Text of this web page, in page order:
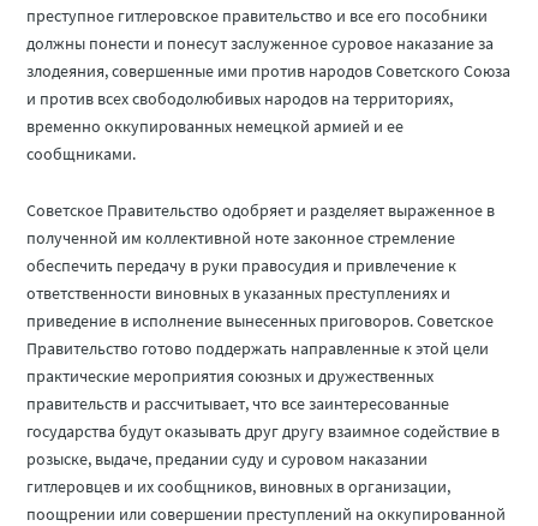
преступное гитлеровское правительство и все его пособники
должны понести и понесут заслуженное суровое наказание за
злодеяния, совершенные ими против народов Советского Союза
и против всех свободолюбивых народов на территориях,
временно оккупированных немецкой армией и ее
сообщниками.
Советское Правительство одобряет и разделяет выраженное в
полученной им коллективной ноте законное стремление
обеспечить передачу в руки правосудия и привлечение к
ответственности виновных в указанных преступлениях и
приведение в исполнение вынесенных приговоров. Советское
Правительство готово поддержать направленные к этой цели
практические мероприятия союзных и дружественных
правительств и рассчитывает, что все заинтересованные
государства будут оказывать друг другу взаимное содействие в
розыске, выдаче, предании суду и суровом наказании
гитлеровцев и их сообщников, виновных в организации,
поощрении или совершении преступлений на оккупированной